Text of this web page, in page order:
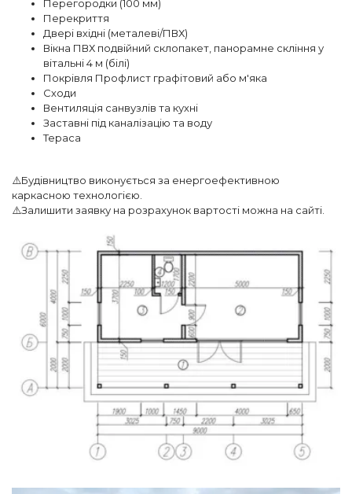
Перегородки (100 мм)
Перекриття
Двері вхідні (металеві/ПВХ)
Вікна ПВХ подвійний склопакет, панорамне скління у
вітальні 4 м (білі)
Покрівля Профлист графітовий або м'яка
Сходи
Вентиляція санвузлів та кухні
Заставні під каналізацію та воду
Тераса
⚠️Будівництво виконується за енергоефективною
каркасною технологією.
⚠️Залишити заявку на розрахунок вартості можна на сайті.